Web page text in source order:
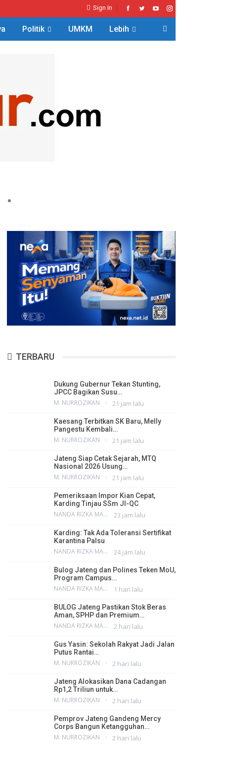
Sign In
Politik UMKM Lebih
TERBARU
Dukung Gubernur Tekan Stunting,
JPCC Bagikan Susu…
M. NURROZIKAN 21 jam lalu
Kaesang Terbitkan SK Baru, Melly
Pangestu Kembali…
M. NURROZIKAN 21 jam lalu
Jateng Siap Cetak Sejarah, MTQ
Nasional 2026 Usung…
M. NURROZIKAN 21 jam lalu
Pemeriksaan Impor Kian Cepat,
Karding Tinjau SSm JI-QC
NANDA RIZKA MAHENDRA 23 jam lalu
Karding: Tak Ada Toleransi Sertifikat
Karantina Palsu
NANDA RIZKA MAHENDRA 24 jam lalu
Bulog Jateng dan Polines Teken MoU,
Program Campus…
NANDA RIZKA MAHENDRA 1 hari lalu
BULOG Jateng Pastikan Stok Beras
Aman, SPHP dan Premium…
NANDA RIZKA MAHENDRA 2 hari lalu
Gus Yasin: Sekolah Rakyat Jadi Jalan
Putus Rantai…
M. NURROZIKAN 2 hari lalu
Jateng Alokasikan Dana Cadangan
Rp1,2 Triliun untuk…
M. NURROZIKAN 2 hari lalu
Pemprov Jateng Gandeng Mercy
Corps Bangun Ketangguhan…
M. NURROZIKAN 2 hari lalu